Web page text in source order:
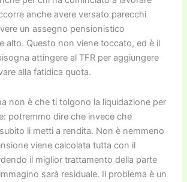
anche avere versato parecchi
un assegno pensionistico
alto. Questo non viene toccato, ed è il
attingere al TFR per aggiungere
alla fatidica quota.
non è che ti tolgono la liquidazione per
potremmo dire che invece che
li metti a rendita. Non è nemmeno
viene calcolata tutta con il
il miglior trattamento della parte
sarà residuale. Il problema è un